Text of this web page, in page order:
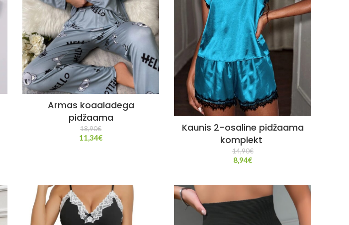
Armas koaaladega
pidžaama
18,90€
11,34€
Kaunis 2-osaline pidžaama
komplekt
14,90€
8,94€